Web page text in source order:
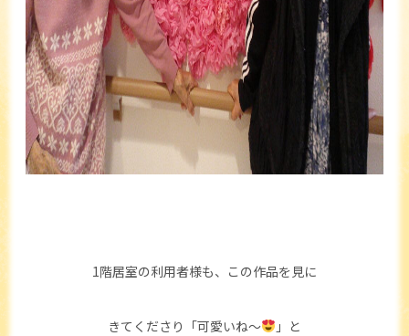
1階居室の利用者様も、この作品を見に
きてくださり「可愛いね～ 」と